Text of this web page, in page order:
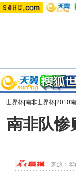
世界杯|南非世界杯|2010
南非队惨
来源： 华